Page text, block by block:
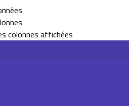
colonnes affichées